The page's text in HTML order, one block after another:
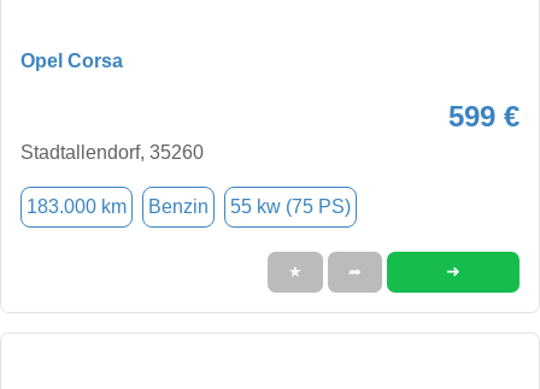
Opel Corsa
599 €
Stadtallendorf, 35260
183.000 km Benzin 55 kw (75 PS)
★ ➦ ➜